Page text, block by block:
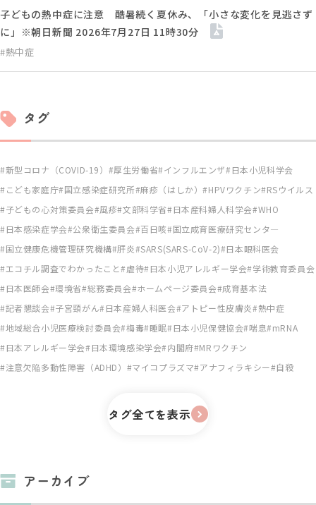
#熱中症
子どもの熱中症に注意 酷暑続く夏休み、「小さな変化を見逃さず
に」※朝日新聞 2026年7月27日 11時30分
タグ
新型コロナ（COVID-19） 厚生労働省 インフルエンザ 日本小児科学会
こども家庭庁 国立感染症研究所 麻疹（はしか） HPVワクチン RSウイルス
子どもの心対策委員会 風疹 文部科学省 日本産科婦人科学会 WHO
日本感染症学会 公衆衛生委員会 百日咳 国立成育医療研究センタ―
国立健康危機管理研究機構 肝炎 SARS(SARS-CoV-2)
日本眼科医会
エコチル調査でわかったこと 虐待 日本小児アレルギー学会 学術教育委員会
日本医師会 環境省 総務委員会 ホームページ委員会 成育基本法
記者懇談会 子宮頸がん 日本産婦人科医会 アトピー性皮膚炎 熱中症
地域総合小児医療検討委員会 梅毒 睡眠 日本小児保健協会 喘息 mRNA
日本アレルギー学会 日本環境感染学会 内閣府 MRワクチン
注意欠陥多動性障害（ADHD）
マイコプラズマ アナフィラキシー 自殺
タグ全てを表示
アーカイブ